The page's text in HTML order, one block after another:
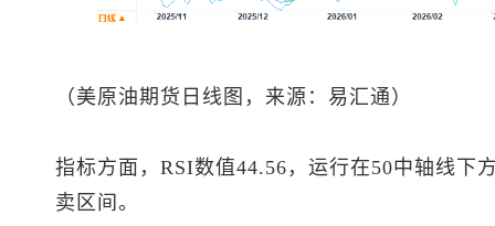
（美原油期货日线图，来源：易汇通）
指标方面，RSI数值44.56，运行在50中轴线下
卖区间。